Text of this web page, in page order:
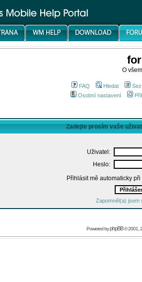
O
FAQ Hledat
Osobní nastavení
Zadejte prosím vaše
Uživatel:
Heslo:
Přihlásit mě automaticky
Zapomněl(a) jsem
Powered byphpBB© 2001,